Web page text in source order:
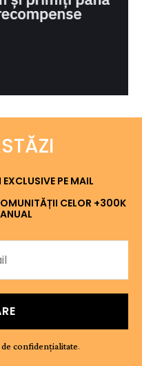
PE MAIL
CELOR +300K
confidențialitate.